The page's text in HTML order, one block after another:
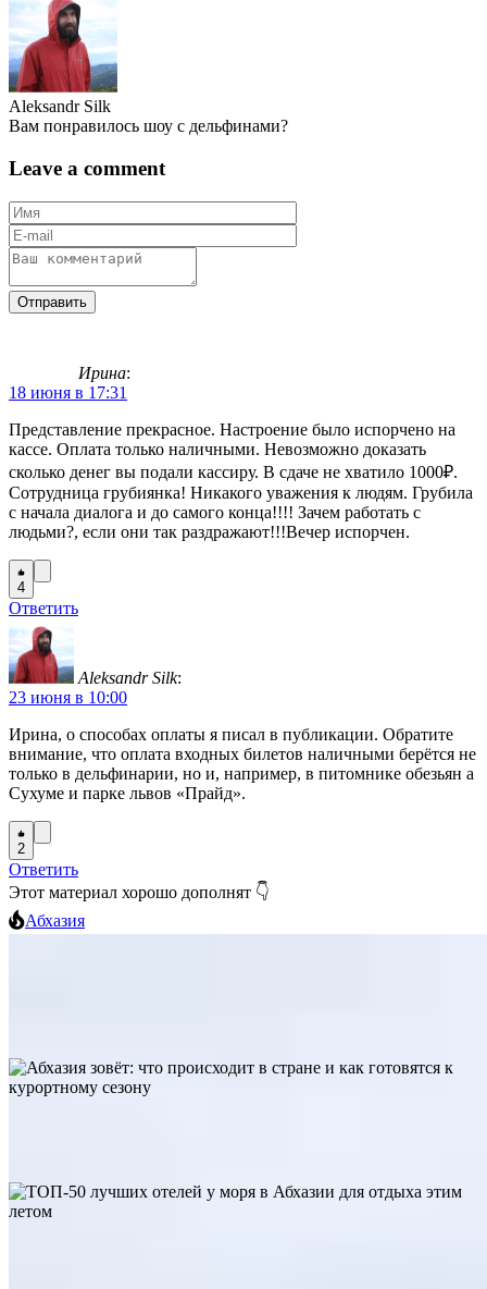
Aleksandr Silk
Вам понравилось шоу с дельфинами?
Leave a comment
Ирина:
18 июня в 17:31
Представление прекрасное. Настроение было испорчено на
кассе. Оплата только наличными. Невозможно доказать
сколько денег вы подали кассиру. В сдаче не хватило 1000₽.
Сотрудница грубиянка! Никакого уважения к людям. Грубила
с начала диалога и до самого конца!!!! Зачем работать с
людьми?, если они так раздражают!!!Вечер испорчен.
4
Ответить
Aleksandr Silk:
23 июня в 10:00
Ирина, о способах оплаты я писал в публикации. Обратите
внимание, что оплата входных билетов наличными берётся не
только в дельфинарии, но и, например, в питомнике обезьян а
Сухуме и парке львов «Прайд».
2
Ответить
Этот материал хорошо дополнят 👇
Абхазия
Абхазия зовёт: что происходит в стране и как готовятся к
курортному сезону
259
5